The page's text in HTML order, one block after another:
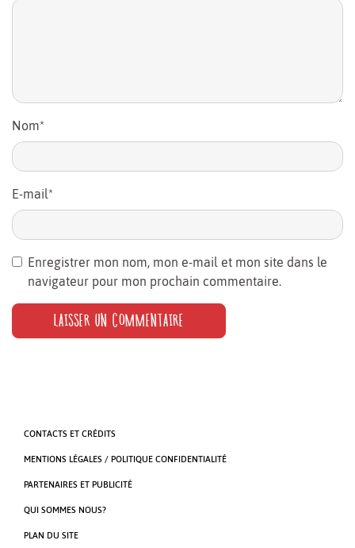
Nom*
E-mail*
Enregistrer mon nom, mon e-mail et mon site dans le
navigateur pour mon prochain commentaire.
CONTACTS ET CRÉDITS
MENTIONS LÉGALES / POLITIQUE CONFIDENTIALITÉ
PARTENAIRES ET PUBLICITÉ
QUI SOMMES NOUS?
PLAN DU SITE